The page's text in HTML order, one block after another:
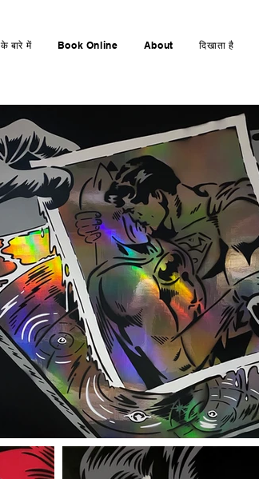
के बारे में Book Online About दिखाता है